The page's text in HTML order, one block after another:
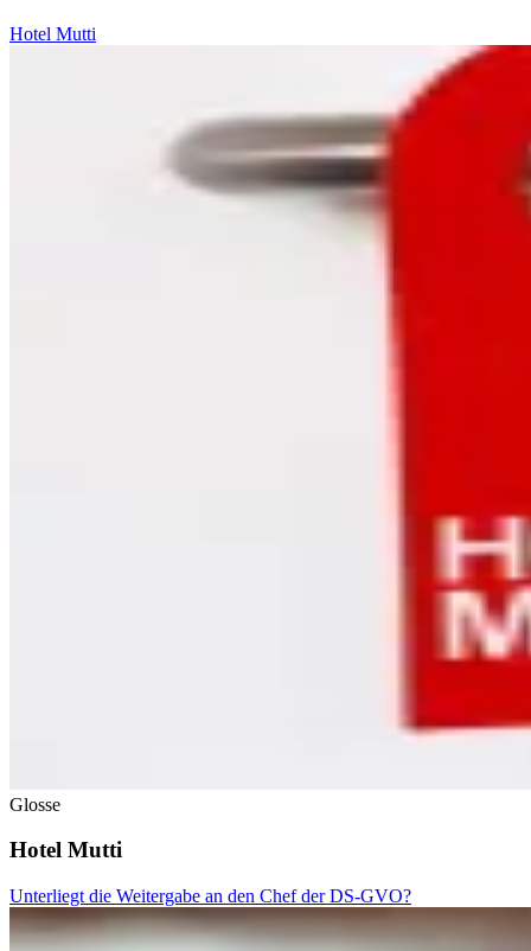
Hotel Mutti
Glosse
Hotel Mutti
Unterliegt die Weitergabe an den Chef der DS-GVO?